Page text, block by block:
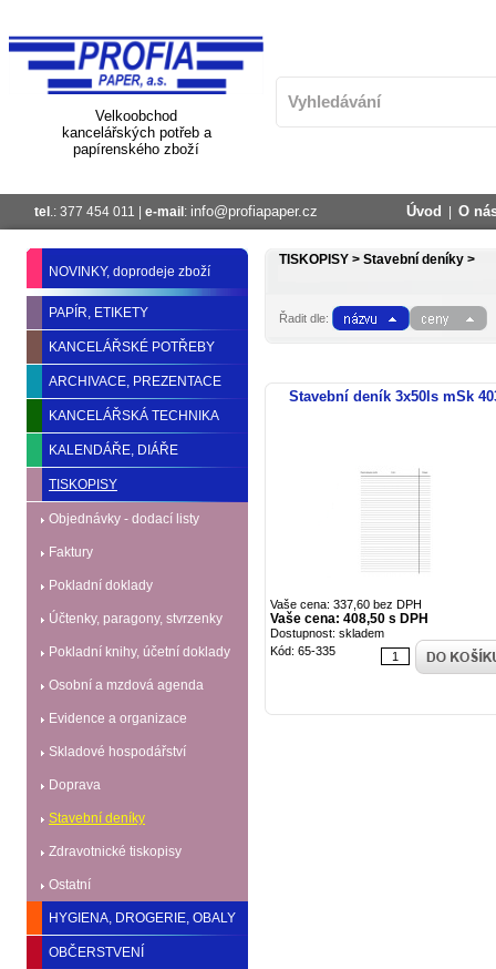
Velkoobchod
kancelářských potřeb a
papírenského zboží
tel .: 377 454 011 | e-mail : info@profiapaper.cz Úvod O
NOVINKY, doprodeje zboží
PAPÍR, ETIKETY
KANCELÁŘSKÉ POTŘEBY
ARCHIVACE, PREZENTACE
KANCELÁŘSKÁ TECHNIKA
KALENDÁŘE, DIÁŘE
TISKOPISY
Objednávky - dodací listy
Faktury
Pokladní doklady
Účtenky, paragony, stvrzenky
Pokladní knihy, účetní doklady
Osobní a mzdová agenda
Evidence a organizace
Skladové hospodářství
Doprava
Stavební deníky
Zdravotnické tiskopisy
Ostatní
HYGIENA, DROGERIE, OBALY
OBČERSTVENÍ
TISKOPISY > Stavební deníky >
Řadit dle:
Stavební deník 3x50ls mSk
Vaše cena: 337,60 bez DPH
Vaše cena: 408,50 s DPH
Dostupnost: skladem
Kód: 65-335